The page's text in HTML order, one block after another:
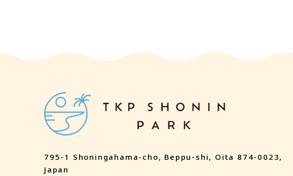
795-1 Shoningahama-cho, Beppu-shi, Oita 874-0023,
Japan